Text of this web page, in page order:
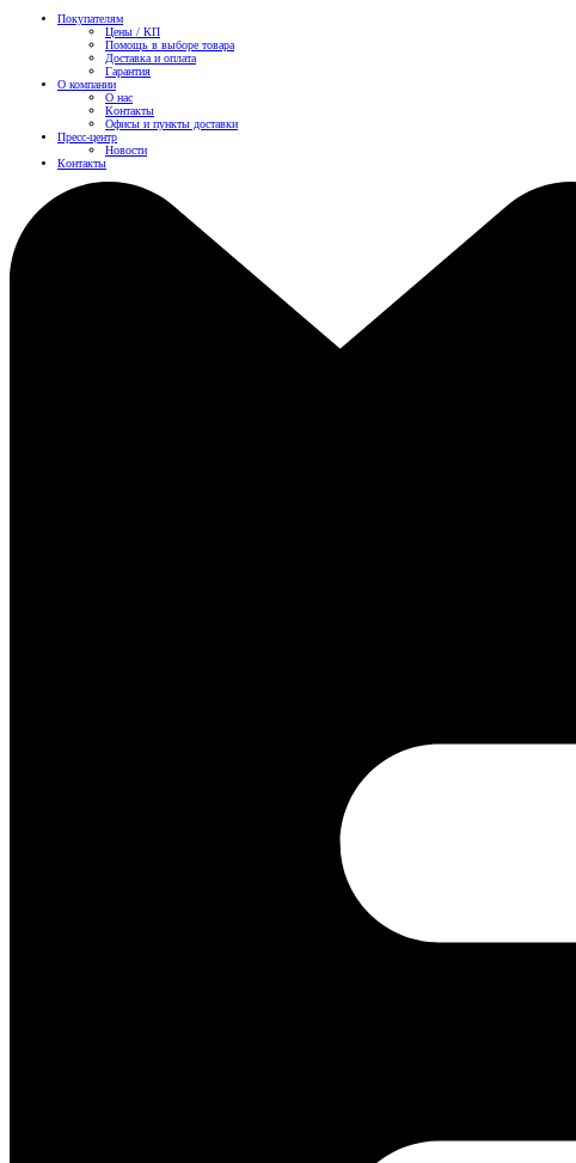
Покупателям
Цены / КП
Помощь в выборе товара
Доставка и оплата
Гарантия
О компании
О нас
Контакты
Офисы и пункты доставки
Пресс-центр
Новости
Контакты